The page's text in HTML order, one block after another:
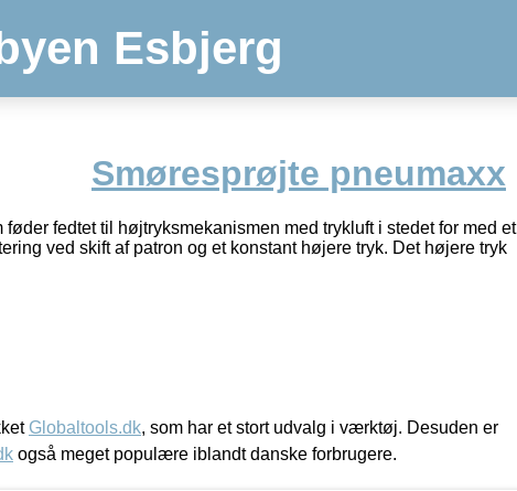
Esbjerg
Smøresprøjte pneumaxx
fedtet til højtryksmekanismen med trykluft i stedet for med et
ved skift af patron og et konstant højere tryk. Det højere tryk
Globaltools.dk, som har et stort udvalg i værktøj. Desuden er
også meget populære iblandt danske forbrugere.